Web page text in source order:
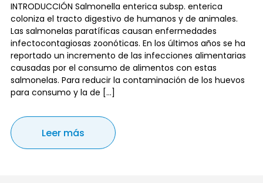
INTRODUCCIÓN Salmonella enterica subsp. enterica
coloniza el tracto digestivo de humanos y de animales.
Las salmonelas paratíficas causan enfermedades
infectocontagiosas zoonóticas. En los últimos años se ha
reportado un incremento de las infecciones alimentarias
causadas por el consumo de alimentos con estas
salmonelas. Para reducir la contaminación de los huevos
para consumo y la de […]
Leer más